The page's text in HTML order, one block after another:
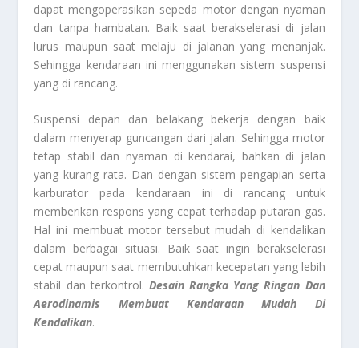
dapat mengoperasikan sepeda motor dengan nyaman
dan tanpa hambatan. Baik saat berakselerasi di jalan
lurus maupun saat melaju di jalanan yang menanjak.
Sehingga kendaraan ini menggunakan sistem suspensi
yang di rancang.
Suspensi depan dan belakang bekerja dengan baik
dalam menyerap guncangan dari jalan. Sehingga motor
tetap stabil dan nyaman di kendarai, bahkan di jalan
yang kurang rata. Dan dengan sistem pengapian serta
karburator pada kendaraan ini di rancang untuk
memberikan respons yang cepat terhadap putaran gas.
Hal ini membuat motor tersebut mudah di kendalikan
dalam berbagai situasi. Baik saat ingin berakselerasi
cepat maupun saat membutuhkan kecepatan yang lebih
stabil dan terkontrol. Desain Rangka Yang Ringan Dan
Aerodinamis Membuat Kendaraan Mudah Di
Kendalikan.